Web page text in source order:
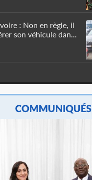
: Non en règle, il
son véhicule dan...
COMMUNIQUÉS